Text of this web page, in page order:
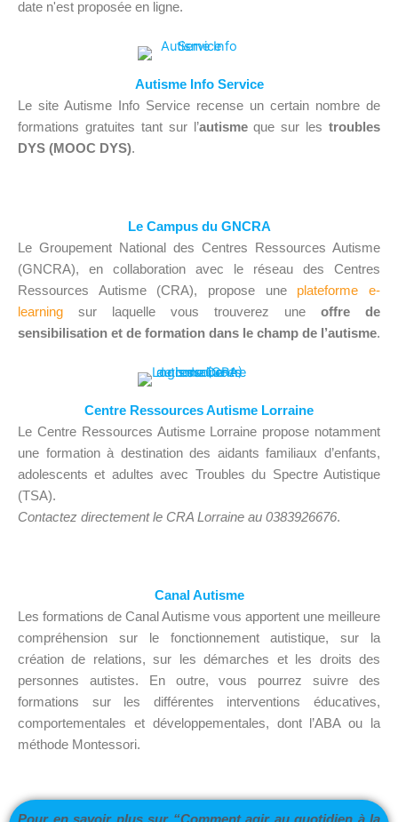
date n'est proposée en ligne.
Autisme Info Service
Le site Autisme Info Service recense un certain nombre de
formations gratuites tant sur l’autismeque sur les troubles
DYS (MOOC DYS).
Le Campus du GNCRA
Le Groupement National des Centres Ressources Autisme
(GNCRA), en collaboration avec le réseau des Centres
Ressources Autisme (CRA), propose une plateforme e-
learning sur laquelle vous trouverez une offre de
sensibilisation et de formation dans le champ de l’autisme.
Centre Ressources Autisme Lorraine
Le Centre Ressources Autisme Lorraine propose notamment
une formation à destination des aidants familiaux d’enfants,
adolescents et adultes avec Troubles du Spectre Autistique
(TSA).
Contactez directement le CRA Lorraine au 0383926676.
Canal Autisme
Les formations de Canal Autisme vous apportent une meilleure
compréhension sur le fonctionnement autistique, sur la
création de relations, sur les démarches et les droits des
personnes autistes. En outre, vous pourrez suivre des
formations sur les différentes interventions éducatives,
comportementales et développementales, dont l’ABA ou la
méthode Montessori.